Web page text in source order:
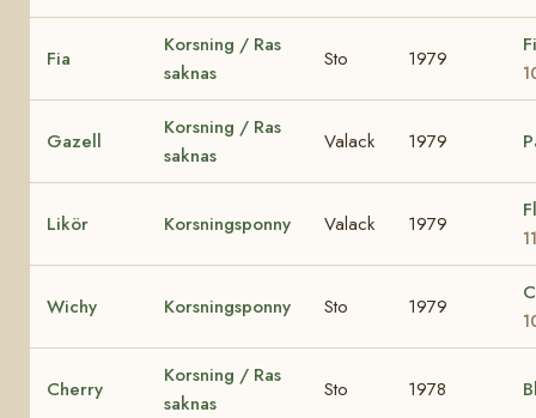
Fia
Korsning / Ras
saknas
Sto 1979
Gazell
Korsning / Ras
saknas
Valack 1979
Likör Korsningsponny Valack 1979
Wichy Korsningsponny Sto 1979
Cherry
Korsning / Ras
saknas
Sto 1978